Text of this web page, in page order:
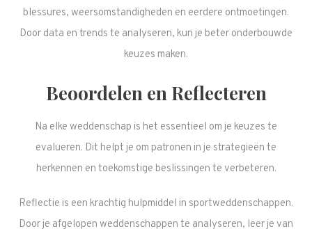
blessures, weersomstandigheden en eerdere ontmoetingen.
Door data en trends te analyseren, kun je beter onderbouwde
keuzes maken.
Beoordelen en Reflecteren
Na elke weddenschap is het essentieel om je keuzes te
evalueren. Dit helpt je om patronen in je strategieën te
herkennen en toekomstige beslissingen te verbeteren.
Reflectie is een krachtig hulpmiddel in sportweddenschappen.
Door je afgelopen weddenschappen te analyseren, leer je van